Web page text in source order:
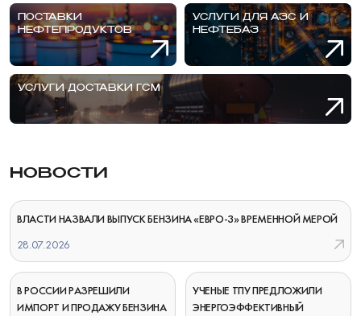
ПОСТАВКИ
НЕФТЕПРОДУКТОВ
УСЛУГИ ДЛЯ АЗС И
НЕФТЕБАЗ
УСЛУГИ ДОСТАВКИ ГСМ
НОВОСТИ
В РОССИИ РАЗРЕШИЛИ
ИМПОРТ И ПРОДАЖУ БЕНЗИНА
УЧЕНЫЕ ТПУ ПРЕДЛОЖИЛИ
ЭНЕРГОЭФФЕКТИВНЫЙ
ВЛАСТИ НАЗВАЛИ ВЫПУСК БЕНЗИНА «ЕВРО-3» ВРЕМЕННОЙ МЕРОЙ
28.07.2026